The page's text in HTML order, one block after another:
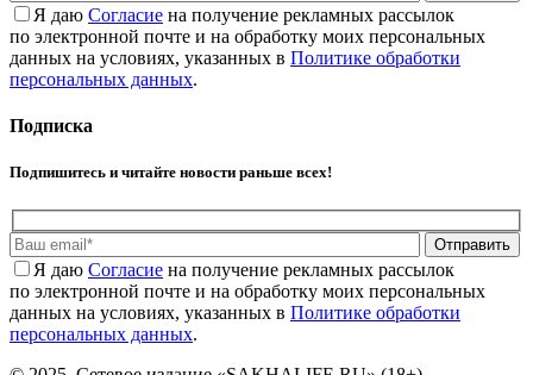
Я даю Cогласие на получение рекламных рассылок
по электронной почте и на обработку моих персональных
данных на условиях, указанных в Политике обработки
персональных данных.
Подписка
Подпишитесь и читайте новости раньше всех!
Отправить
Я даю Cогласие на получение рекламных рассылок
по электронной почте и на обработку моих персональных
данных на условиях, указанных в Политике обработки
персональных данных.